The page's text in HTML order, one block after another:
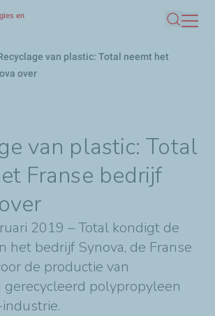
naar
en
Zoeken
van plastic: Total neemt het
over
van plastic: Total
Franse bedrijf
2019 – Total kondigt de
het bedrijf Synova, de Franse
de productie van
gerecycleerd polypropyleen